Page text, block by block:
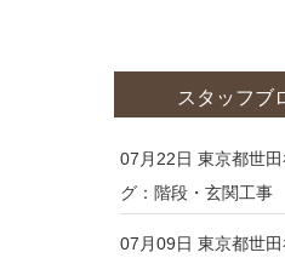
スタッフブ
07月22日 東京都世
グ：階段・玄関工事
07月09日 東京都世